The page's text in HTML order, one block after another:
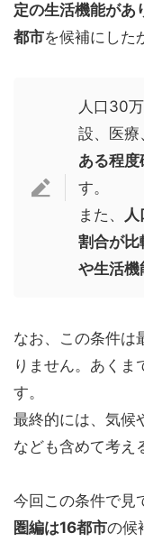
定の生活機能があ
都市を候補にした
人口30
設、医療
ある程
す。
また、
割合が比
や生活機
なお、この条件は
りません。あくま
す。
最終的には、気候
なども含めて考え
今回この条件で見
圏編は16都市の候